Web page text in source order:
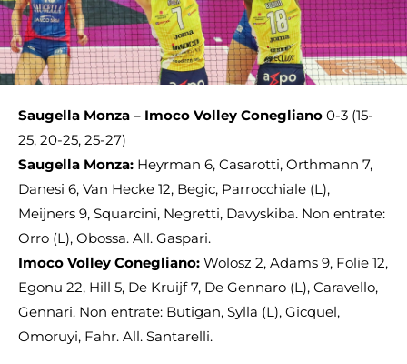
Saugella Monza – Imoco Volley Conegliano 0-3 (15-
25, 20-25, 25-27)
Saugella Monza: Heyrman 6, Casarotti, Orthmann 7,
Danesi 6, Van Hecke 12, Begic, Parrocchiale (L),
Meijners 9, Squarcini, Negretti, Davyskiba. Non entrate:
Orro (L), Obossa. All. Gaspari.
Imoco Volley Conegliano: Wolosz 2, Adams 9, Folie 12,
Egonu 22, Hill 5, De Kruijf 7, De Gennaro (L), Caravello,
Gennari. Non entrate: Butigan, Sylla (L), Gicquel,
Omoruyi, Fahr. All. Santarelli.